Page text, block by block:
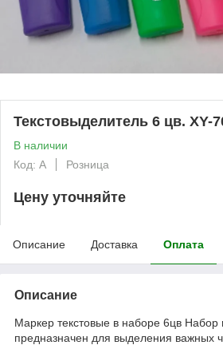
Текстовыделитель 6 цв. XY-
В наличии
Код: А
Розница
Цену уточняйте
Описание Доставка Оплата
Описание
Маркер текстовые в наборе 6цв Набор
предназначен для выделения важных